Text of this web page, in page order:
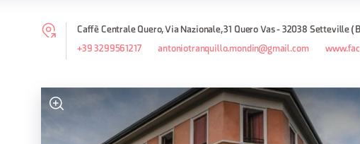
Caffè Centrale Quero, Via Nazionale, 31 Quero Vas - 32038 Setteville
+39 3299561217 antoniotranquillo.mondin@gmail.com